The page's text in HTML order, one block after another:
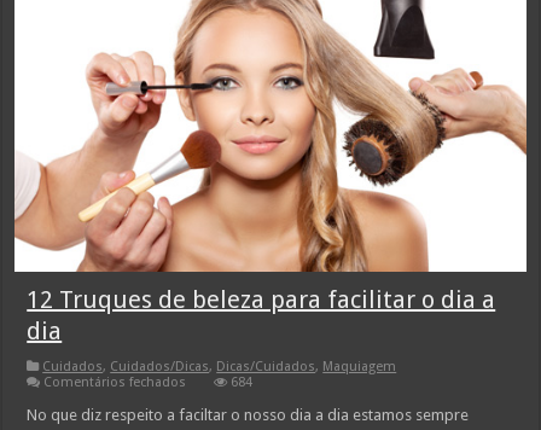
12 Truques de beleza para facilitar o dia a
dia
Cuidados, Cuidados/Dicas, Dicas/Cuidados, Maquiagem
Comentários fechados
Truques
684
No que diz respeito a faciltar o nosso dia a dia estamos sempre